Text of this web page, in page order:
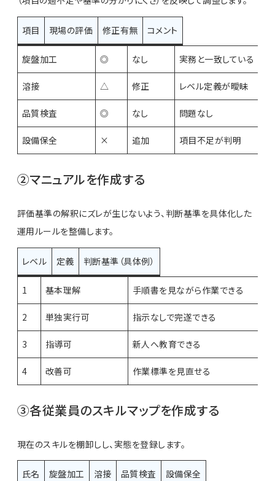
項目 現場の評価 修正有無 コメント
旋盤加工 ◎ なし 実務と一致している
溶接 △ 修正 レベル定義が曖昧
品質検査 ◎ なし 問題なし
設備保全 × 追加 項目不足が判明
②マニュアルを作成する
評価基準の解釈にズレが生じないよう、判断基準を具体化した
運用ルールを整備します。
レベル 定義 判断基準（具体例）
1 基本理解 手順書を見ながら作業できる
2 単独実行可 指示なしで完遂できる
3 指導可 新人へ教育できる
4 改善可 作業標準を見直せる
③各従業員のスキルマップを作成する
現在のスキルを棚卸しし、実態を登録します。
氏名 旋盤加工 溶接 品質検査 設備保全